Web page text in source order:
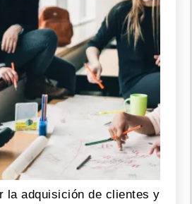
la adquisición de clientes y